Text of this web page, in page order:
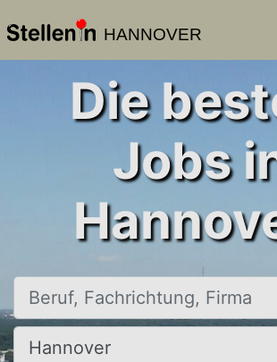
HANNOVER
Die
Jobs
Beruf, Fachrichtung, Firma
Ort, Stadt